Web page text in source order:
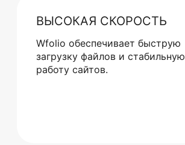
ВЫСОКАЯ СКОРОСТЬ
Wfolio обеспечивает быструю
загрузку файлов и стабильную
работу сайтов.